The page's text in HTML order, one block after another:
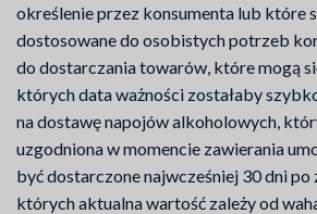
określenie przez konsumenta lub które
dostosowane do osobistych potrzeb
do dostarczania towarów, które mogą
których data ważności zostałaby
na dostawę napojów alkoholowych,
uzgodniona w momencie zawierania
być dostarczone najwcześniej 30 dni
których aktualna wartość zależy od